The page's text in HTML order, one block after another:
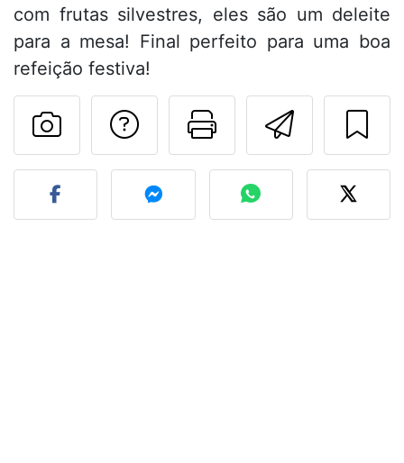
com frutas silvestres, eles são um deleite
para a mesa! Final perfeito para uma boa
refeição festiva!
Imprima
Falar com o autor
Fez esta receita?